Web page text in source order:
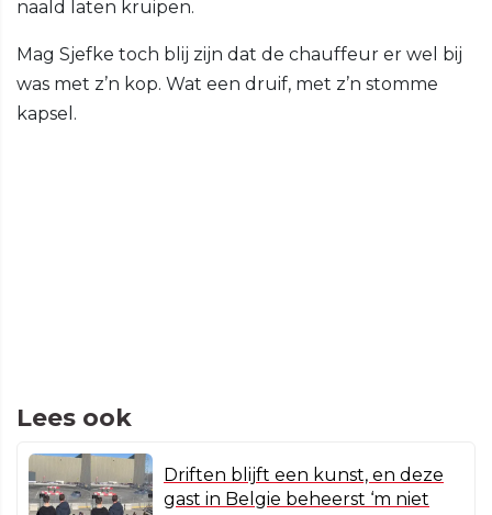
naald laten kruipen.
Mag Sjefke toch blij zijn dat de chauffeur er wel bij
was met z’n kop. Wat een druif, met z’n stomme
kapsel.
Lees ook
Driften blijft een kunst, en deze
gast in Belgie beheerst ‘m niet